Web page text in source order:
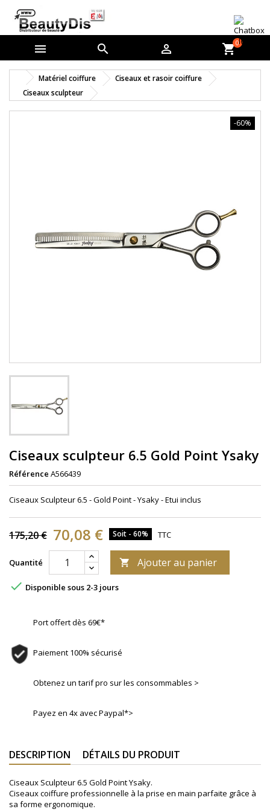
   shopping_cart0
Matériel coiffure
Ciseaux et rasoir coiffure
Ciseaux sculpteur
-60%
Ciseaux sculpteur 6.5 Gold Point Ysaky
Référence A566439
Ciseaux Sculpteur 6.5 - Gold Point - Ysaky - Etui inclus
175,20 € 70,08 € Soit - 60% TTC
Quantité  Ajouter au panier
 Disponible sous 2-3 jours
Port offert dès 69€*
Paiement 100% sécurisé
Obtenez un tarif pro sur les consommables >
Payez en 4x avec Paypal*>
DESCRIPTION DÉTAILS DU PRODUIT
Ciseaux Sculpteur 6.5 Gold Point Ysaky.
Ciseaux coiffure professionnelle à la prise en main parfaite grâce à
sa forme ergonomique.